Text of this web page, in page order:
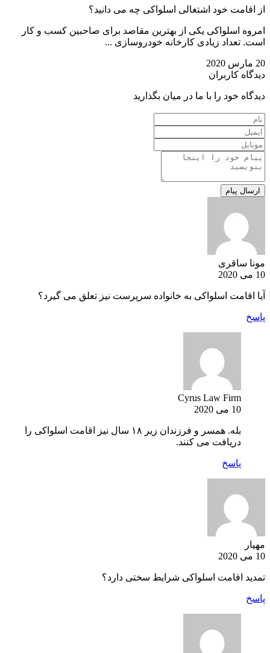
از اقامت خود اشتغالی اسلواکی چه می دانید؟
امروه اسلواکی یکی از بهترین مقاصد برای صاحبین کسب و کار
است. تعداد زیادی کارخانه خودروسازی ...
20 مارس 2020
دیدگاه کاربران
دیدگاه خود را با ما در میان بگذارید
مونا ساقری
10 می 2020
آیا اقامت اسلواکی به خانواده سرپرست نیز تعلق می گیرد؟
پاسخ
Cyrus Law Firm
10 می 2020
بله. همسر و فرزندان زیر ۱۸ سال نیز اقامت اسلواکی را
دریافت می کنند.
پاسخ
مهیار
10 می 2020
تمدید اقامت اسلواکی شرایط سختی دارد؟
پاسخ